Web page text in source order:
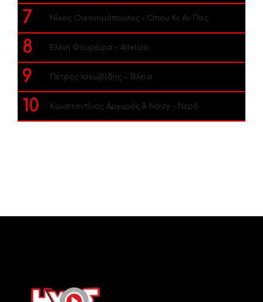
7 Νίκος Οικονομόπουλος – Όπου Κι Αν Πας
8 Ελένη Φουρέιρα – Alleluia
9 Πέτρος Ιακωβίδης – Τέλεια
10 Κωνσταντίνος Αργυρός & Noizy – Νερό